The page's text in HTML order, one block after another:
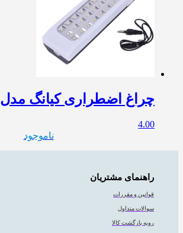
چراغ اضطراری کیانگ مدل KY-718
4.00
ناموجود
راهنمای مشتریان
قوانین و مقررات
سوالات متداول
رویه بازگشت کالا